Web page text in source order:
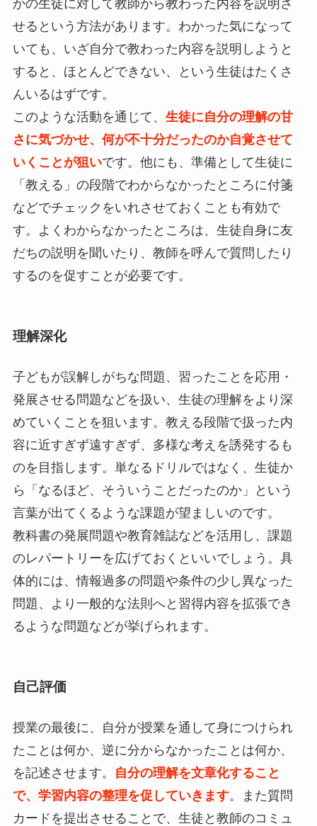
かの生徒に対して教師から教わった内容を説明さ
せるという方法があります。わかった気になって
いても、いざ自分で教わった内容を説明しようと
すると、ほとんどできない、という生徒はたくさ
んいるはずです。
このような活動を通じて、 生徒に自分の理解の甘
さに気づかせ、何が不十分だったのか自覚させて
いくことが狙いです。他にも、準備として生徒に
「教える」の段階でわからなかったところに付箋
などでチェックをいれさせておくことも有効で
す。よくわからなかったところは、生徒自身に友
だちの説明を聞いたり、教師を呼んで質問したり
するのを促すことが必要です。
理解深化
子どもが誤解しがちな問題、習ったことを応用・
発展させる問題などを扱い、生徒の理解をより深
めていくことを狙います。教える段階で扱った内
容に近すぎず遠すぎず、多様な考えを誘発するも
のを目指します。単なるドリルではなく、生徒か
ら「なるほど、そういうことだったのか」という
言葉が出てくるような課題が望ましいのです。
教科書の発展問題や教育雑誌などを活用し、課題
のレパートリーを広げておくといいでしょう。具
体的には、情報過多の問題や条件の少し異なった
問題、より一般的な法則へと習得内容を拡張でき
るような問題などが挙げられます。
自己評価
授業の最後に、自分が授業を通して身につけられ
たことは何か、逆に分からなかったことは何か、
を記述させます。
自分の理解を文章化すること
で、学習内容の整理を促していきます。また質問
カードを提出させることで、生徒と教師のコミュ